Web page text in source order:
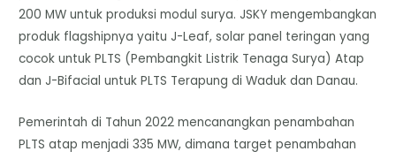
200 MW untuk produksi modul surya. JSKY mengembangkan
produk flagshipnya yaitu J-Leaf, solar panel teringan yang
cocok untuk PLTS (Pembangkit Listrik Tenaga Surya) Atap
dan J-Bifacial untuk PLTS Terapung di Waduk dan Danau.
Pemerintah di Tahun 2022 mencanangkan penambahan
PLTS atap menjadi 335 MW, dimana target penambahan